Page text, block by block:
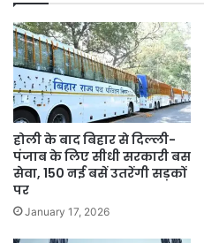
होली के बाद बिहार से दिल्ली-
पंजाब के लिए सीधी सरकारी बस
सेवा, 150 नई बसें उतरेंगी सड़कों
पर
January 17, 2026